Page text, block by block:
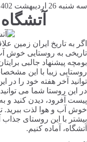
سه شنبه 26 اردیبهشت 1402
اگر به تاریخ ایران زمین
تاریخی به روستایی خوش
بومچه پیشنهاد جالبی
روستایی زیبا با این
توانید آخر هفته خود را در
در این روستا شما می
پیست آفرود، دیدن کنید و
خوش آب و هوا لذت ببرید.
بیشتر با این روستای
آتشگاه، آماده کنیم.